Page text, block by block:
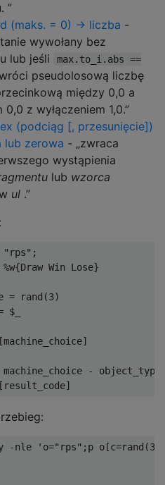
”
(maks. = 0) → liczba -
wywołany bez
lub jeśli
max.to_i.abs ==
pseudolosową liczbę
między 0,0 a
0,0 z wyłączeniem 1,0.”
(podciąg [, przesunięcie])
lub zerowa - „zwraca
wystąpienia
lub wzorca
ul .”
"rps" ;
%w{Draw Win Lose}
= rand (3)
$_
[machine_choice]
machine_choice - object_type
[ result_code]
-nle 'o="rps";p